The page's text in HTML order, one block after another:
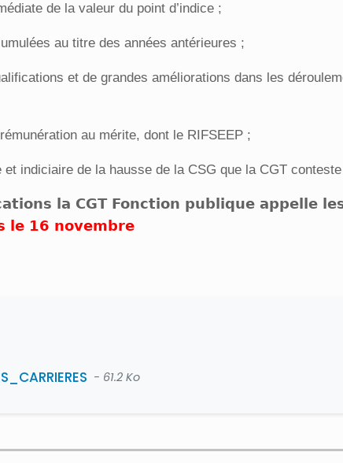
de la valeur du point d’indice ;
au titre des années antérieures ;
et de grandes améliorations dans les
au mérite, dont le RIFSEEP ;
indiciaire de la hausse de la CSG que la CGT
la CGT Fonction publique appelle
le 16 novembre
- 61.2 Ko